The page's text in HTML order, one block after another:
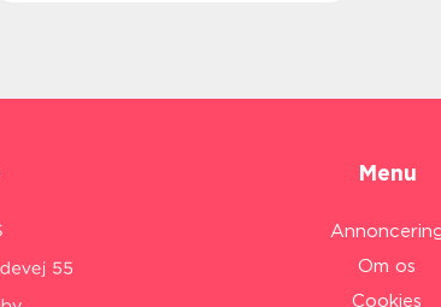
Menu
Om os
Cookies